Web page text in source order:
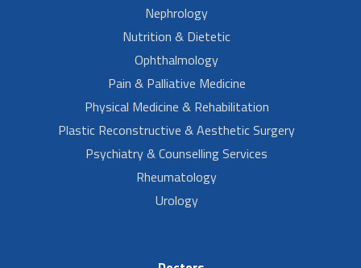
Nephrology
Nutrition & Dietetic
Ophthalmology
Pain & Palliative Medicine
Physical Medicine & Rehabilitation
Plastic Reconstructive & Aesthetic Surgery
Psychiatry & Counselling Services
Rheumatology
Urology